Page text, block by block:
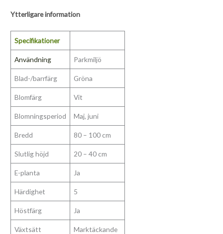
Ytterligare information
Specifikationer
Användning Parkmiljö
Blad-/barrfärg Gröna
Blomfärg Vit
Blomningsperiod Maj, juni
Bredd 80 – 100 cm
Slutlig höjd 20 – 40 cm
E-planta Ja
Härdighet 5
Höstfärg Ja
Växtsätt Marktäckande